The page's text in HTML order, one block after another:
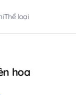
Thể loại
hoa